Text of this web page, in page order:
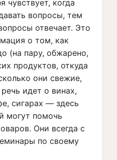
чувствует, когда
вопросы, тем
отвечает. Это
о том, как
(на пару, обжарено,
продуктов, откуда
они свежие,
идет о винах,
сигарах — здесь
могут помочь
Они всегда с
по своему